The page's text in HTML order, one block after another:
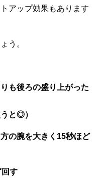
アップ効果もあります
う。
も後ろの盛り上がった
と◎）
の腕を大きく15秒ほど
す